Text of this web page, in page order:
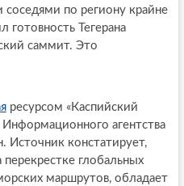
соседями по региону крайне
Тегерана
саммит. Это
ресурсом «Каспийский
агентства
Источник констатирует,
глобальных
маршрутов, обладает